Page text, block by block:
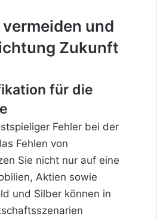
vermeiden und
Zukunft
für die
Fehler bei der
Fehlen von
Sie nicht nur auf eine
Aktien sowie
und Silber können in